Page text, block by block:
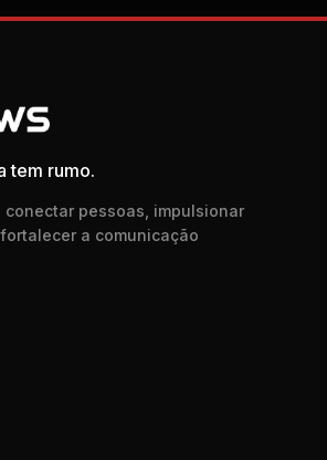
tem rumo.
conectar pessoas, impulsionar
a comunicação